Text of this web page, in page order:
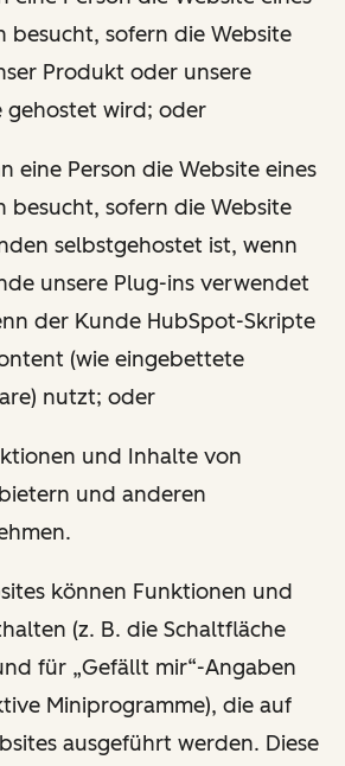
besucht, sofern die Website
Produkt oder unsere
gehostet wird; oder
eine Person die Website eines
besucht, sofern die Website
selbstgehostet ist, wenn
unsere Plug-ins verwendet
der Kunde HubSpot-Skripte
(wie eingebettete
nutzt; oder
und Inhalte von
und anderen
können Funktionen und
(z. B. die Schaltfläche
für „Gefällt mir“-Angaben
Miniprogramme), die auf
ausgeführt werden. Diese